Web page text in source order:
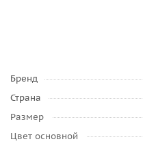
Бренд
Страна
Размер
Цвет основной